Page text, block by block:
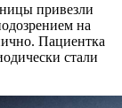
привезли
на
Пациентка
стали